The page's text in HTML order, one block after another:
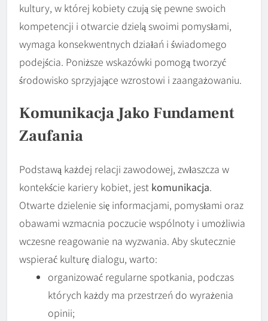
kultury, w której kobiety czują się pewne swoich
kompetencji i otwarcie dzielą swoimi pomysłami,
wymaga konsekwentnych działań i świadomego
podejścia. Poniższe wskazówki pomogą tworzyć
środowisko sprzyjające wzrostowi i zaangażowaniu.
Komunikacja Jako Fundament
Zaufania
Podstawą każdej relacji zawodowej, zwłaszcza w
kontekście kariery kobiet, jest komunikacja.
Otwarte dzielenie się informacjami, pomysłami oraz
obawami wzmacnia poczucie wspólnoty i umożliwia
wczesne reagowanie na wyzwania. Aby skutecznie
wspierać kulturę dialogu, warto:
organizować regularne spotkania, podczas
których każdy ma przestrzeń do wyrażenia
opinii;